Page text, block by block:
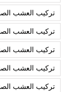
تركيب العشب
تركيب العشب
تركيب العشب
تركيب العشب
تركيب العشب